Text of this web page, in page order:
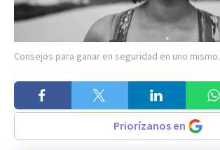
Consejos para ganar en seguridad en uno mismo.
Priorízanos en